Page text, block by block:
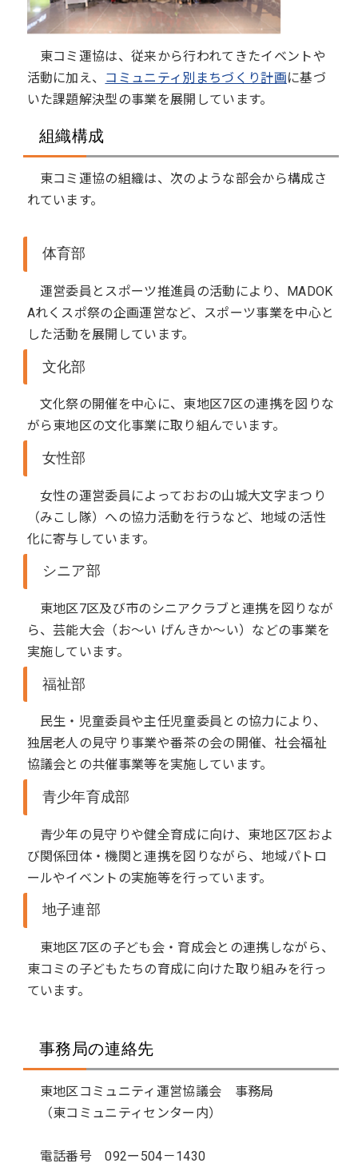
東コミ運協は、従来から行われてきたイベントや
活動に加え、 コミュニティ別まちづくり計画に基づ
いた課題解決型の事業を展開しています。
組織構成
東コミ運協の組織は、次のような部会から構成さ
れています。
体育部
運営委員とスポーツ推進員の活動により、MADOK
Aれくスポ祭の企画運営など、スポーツ事業を中心と
した活動を展開しています。
文化部
文化祭の開催を中心に、東地区7区の連携を図りな
がら東地区の文化事業に取り組んでいます。
女性部
女性の運営委員によっておおの山城大文字まつり
（みこし隊）への協力活動を行うなど、地域の活性
化に寄与しています。
シニア部
東地区7区及び市のシニアクラブと連携を図りなが
ら、芸能大会（お～い げんきか～い）などの事業を
実施しています。
福祉部
民生・児童委員や主任児童委員との協力により、
独居老人の見守り事業や番茶の会の開催、社会福祉
協議会との共催事業等を実施しています。
青少年育成部
青少年の見守りや健全育成に向け、東地区7区およ
び関係団体・機関と連携を図りながら、地域パトロ
ールやイベントの実施等を行っています。
地子連部
東地区7区の子ども会・育成会との連携しながら、
東コミの子どもたちの育成に向けた取り組みを行っ
ています。
事務局の連絡先
東地区コミュニティ運営協議会 事務局
（東コミュニティセンター内）
電話番号 092ー504－1430